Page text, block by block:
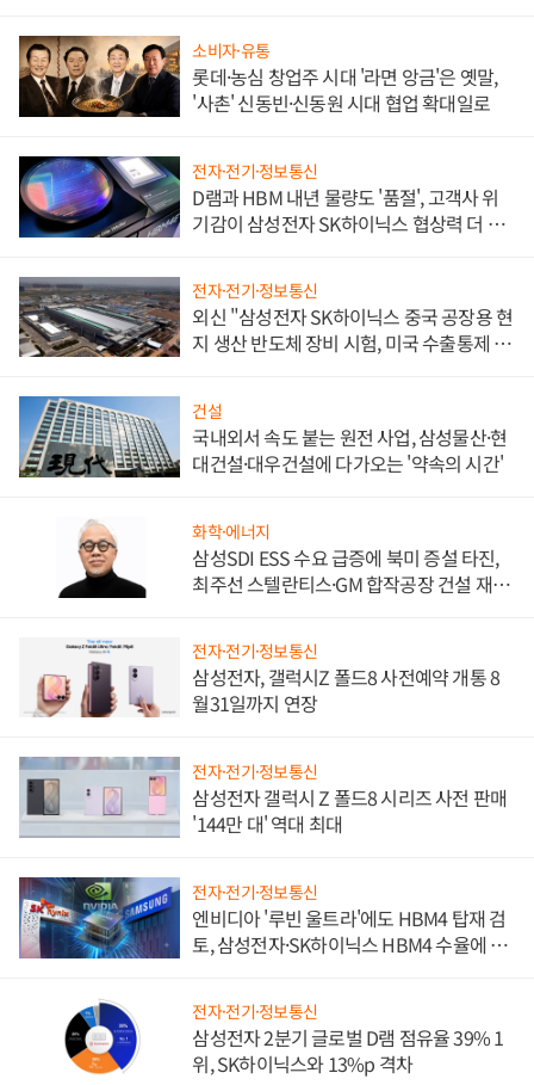
소비자·유통
롯데·농심 창업주 시대 '라면 앙금'은 옛말,
'사촌' 신동빈·신동원 시대 협업 확대일로
전자·전기·정보통신
D램과 HBM 내년 물량도 '품절', 고객사 위
기감이 삼성전자 SK하이닉스 협상력 더 키
전자·전기·정보통신
외신 "삼성전자 SK하이닉스 중국 공장용 현
지 생산 반도체 장비 시험, 미국 수출통제 대
건설
국내외서 속도 붙는 원전 사업, 삼성물산·현
대건설·대우건설에 다가오는 '약속의 시간'
화학·에너지
삼성SDI ESS 수요 급증에 북미 증설 타진,
최주선 스텔란티스·GM 합작공장 건설 재추
전자·전기·정보통신
삼성전자, 갤럭시Z 폴드8 사전예약 개통 8
월31일까지 연장
전자·전기·정보통신
삼성전자 갤럭시 Z 폴드8 시리즈 사전 판매
'144만 대' 역대 최대
전자·전기·정보통신
엔비디아 '루빈 울트라'에도 HBM4 탑재 검
토, 삼성전자·SK하이닉스 HBM4 수율에 주
전자·전기·정보통신
삼성전자 2분기 글로벌 D램 점유율 39% 1
위, SK하이닉스와 13%p 격차